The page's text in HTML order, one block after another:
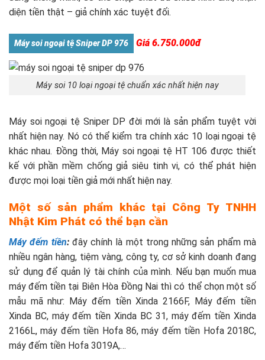
diện tiền thật – giả chính xác tuyệt đối.
Máy soi ngoại tệ Sniper DP 976 Giá 6.750.000đ
Máy soi 10 loại ngoại tệ chuẩn xác nhất hiện nay
Máy soi ngoại tệ Sniper DP đời mới là sản phẩm tuyệt vời
nhất hiện nay. Nó có thể kiểm tra chính xác 10 loại ngoại tệ
khác nhau. Đồng thời, Máy soi ngoại tệ HT 106 được thiết
kế với phần mềm chống giả siêu tinh vi, có thể phát hiện
được mọi loại tiền giả mới nhất hiện nay.
Một số sản phẩm khác tại Công Ty TNHH
Nhật Kim Phát có thể bạn cần
Máy đếm tiền:đây chính là một trong những sản phẩm mà
nhiều ngân hàng, tiệm vàng, công ty, cơ sở kinh doanh đang
sử dụng để quản lý tài chính của mình. Nếu bạn muốn mua
máy đếm tiền tại Biên Hòa Đồng Nai thì có thể chọn một số
mẫu mã như: Máy đếm tiền Xinda 2166F, Máy đếm tiền
Xinda BC, máy đếm tiền Xinda BC 31, máy đếm tiền Xinda
2166L, máy đếm tiền Hofa 86, máy đếm tiền Hofa 2018C,
máy đếm tiền Hofa 3019A,…